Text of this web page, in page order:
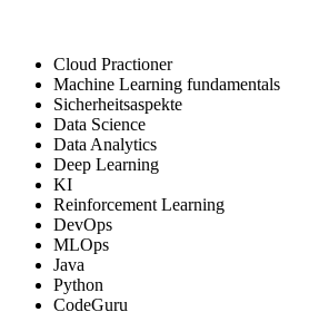
Cloud Practioner
Machine Learning fundamentals
Sicherheitsaspekte
Data Science
Data Analytics
Deep Learning
KI
Reinforcement Learning
DevOps
MLOps
Java
Python
CodeGuru